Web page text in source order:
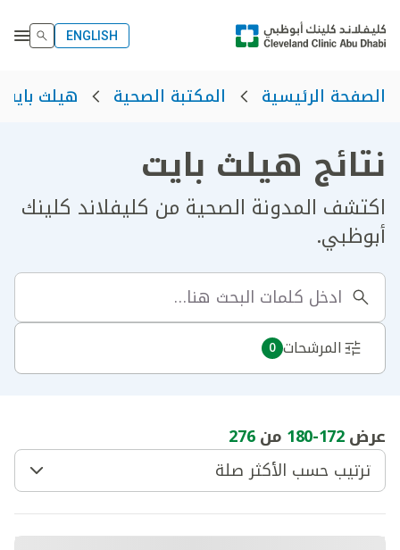
ENGLISH
الصفحة الرئيسية المكتبة الصحية هيلث بايت
نتائج هيلث بايت
اكتشف المدونة الصحية من كليفلاند كلينك
أبوظبي.
المرشحات 0
عرض172
-
180 من276
ترتيب حسب الأكثر صلة